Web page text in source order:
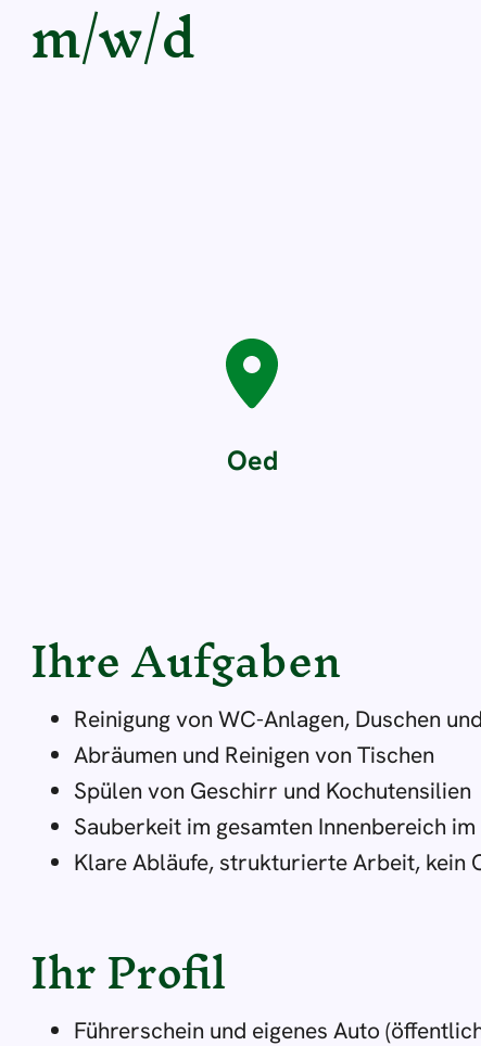
m/w/d
Oed
Ihre Aufgaben
Reinigung von WC-Anlagen, Duschen
Abräumen und Reinigen von Tischen
Spülen von Geschirr und Kochutensilien
Sauberkeit im gesamten Innenbereich
Klare Abläufe, strukturierte Arbeit, kein
Ihr Profil
Führerschein und eigenes Auto